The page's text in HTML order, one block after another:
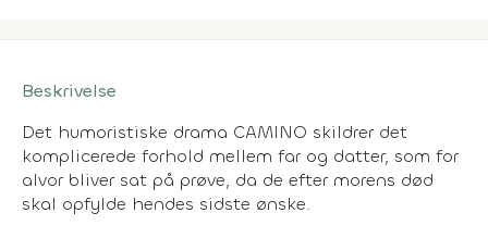
Beskrivelse
Det humoristiske drama CAMINO skildrer det
komplicerede forhold mellem far og datter, som for
alvor bliver sat på prøve, da de efter morens død
skal opfylde hendes sidste ønske.